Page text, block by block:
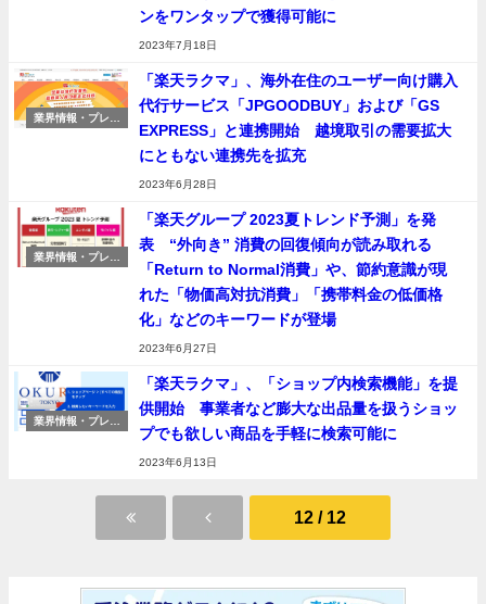
ンをワンタップで獲得可能に
2023年7月18日
業界情報・プレス
「楽天ラクマ」、海外在住のユーザー向け購入
代行サービス「JPGOODBUY」および「GS
EXPRESS」と連携開始 越境取引の需要拡大
にともない連携先を拡充
2023年6月28日
業界情報・プレス
「楽天グループ 2023夏トレンド予測」を発
表 “外向き” 消費の回復傾向が読み取れる
「Return to Normal消費」や、節約意識が現
れた「物価高対抗消費」「携帯料金の低価格
化」などのキーワードが登場
2023年6月27日
業界情報・プレス
「楽天ラクマ」、「ショップ内検索機能」を提
供開始 事業者など膨大な出品量を扱うショッ
プでも欲しい商品を手軽に検索可能に
2023年6月13日
12 / 12